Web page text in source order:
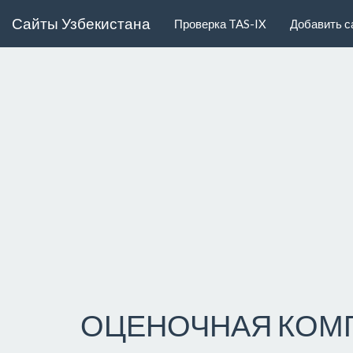
Сайты Узбекистана Проверка TAS-IX Добавить
ОЦЕНОЧНАЯ